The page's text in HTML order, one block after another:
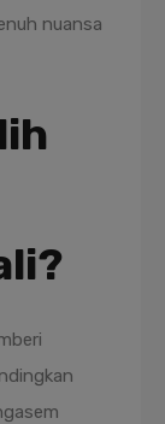
nuansa